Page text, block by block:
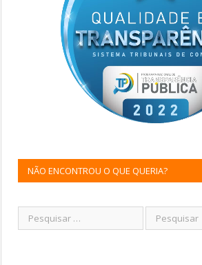
NÃO ENCONTROU O QUE QUERIA?